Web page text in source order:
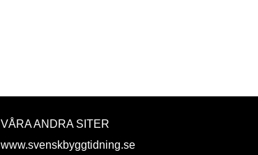
VÅRA ANDRA SITER
www.svenskbyggtidning.se